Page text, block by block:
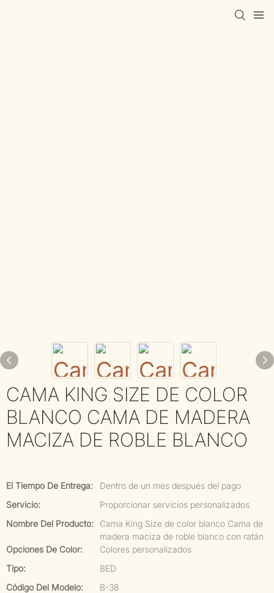
CAMA KING SIZE DE COLOR
BLANCO CAMA DE MADERA
MACIZA DE ROBLE BLANCO
El Tiempo De Entrega:
Dentro de un mes después del pago
Servicio:
Proporcionar servicios personalizados
Nombre Del Producto:
Cama King Size de color blanco Cama de
madera maciza de roble blanco con ratán
Opciones De Color:
Colores personalizados
Tipo:
BED
Código Del Modelo:
B-38